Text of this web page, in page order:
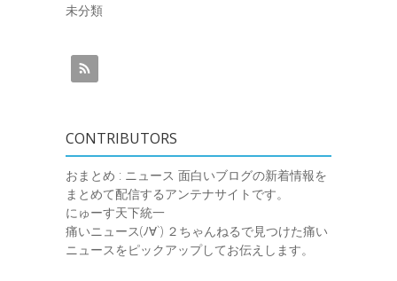
未分類
CONTRIBUTORS
おまとめ : ニュース 面白いブログの新着情報を
まとめて配信するアンテナサイトです。
にゅーす天下統一
痛いニュース(ﾉ∀`) ２ちゃんねるで見つけた痛い
ニュースをピックアップしてお伝えします。